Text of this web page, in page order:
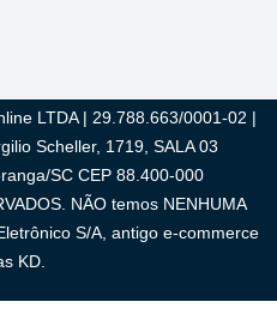
LTDA | 29.788.663/0001-02 |
Scheller, 1719, SALA 03
SC CEP 88.400-000
NÃO temos NENHUMA
S/A, antigo e-commerce
KD.